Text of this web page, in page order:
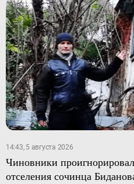
14:43, 5 августа 2026
Чиновники
отселения сочинца